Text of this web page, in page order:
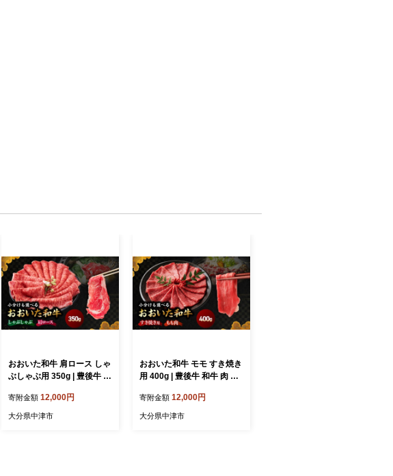
おおいた和牛 肩ロース しゃ
ぶしゃぶ用 350g | 豊後牛 和
肉 牛 すき焼 すきやき ロー
ス 九州産 国産 冷凍 送料無
寄附金額 12,000円
大分県中津市
おおいた和牛 モモ すき焼き
用 400g | 豊後牛 和牛 肉 お
き焼 すきやき もも肉 モモ
肉 九州産 国産 冷凍 送料無
寄附金額 12,000円
大分県中津市